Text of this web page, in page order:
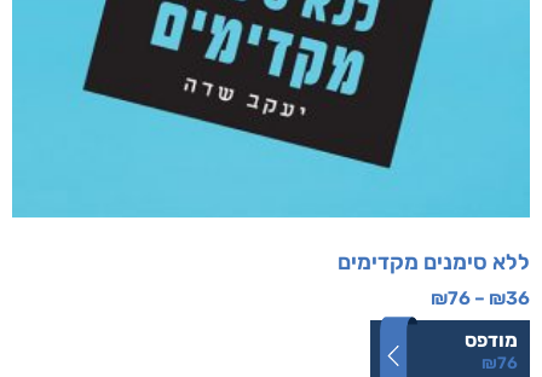
ללא סימנים מקדימים
₪36
–
₪76
מודפס
₪76